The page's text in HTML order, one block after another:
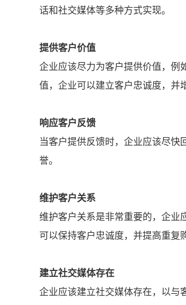
话和社交媒体等多种方式实现。
提供客户价值
企业应该尽力为客户提供价值，例
值，企业可以建立客户忠诚度，并
响应客户反馈
当客户提供反馈时，企业应该尽快
誉。
维护客户关系
维护客户关系是非常重要的，企业
可以保持客户忠诚度，并提高重复
建立社交媒体存在
企业应该建立社交媒体存在，以与